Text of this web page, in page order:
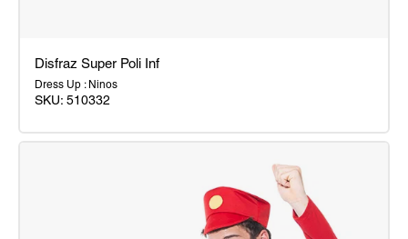
Disfraz
Disfraz Super Poli Inf
Dress Up : Ninos
SKU: 510332